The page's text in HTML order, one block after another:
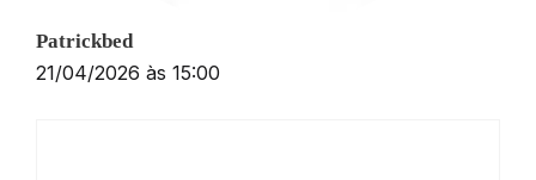
Patrickbed
21/04/2026 às 15:00